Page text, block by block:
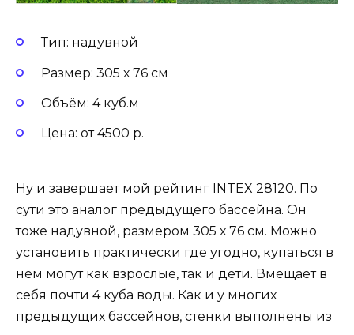
Тип: надувной
Размер: 305 х 76 см
Объём: 4 куб.м
Цена: от 4500 р.
Ну и завершает мой рейтинг INTEX 28120. По
сути это аналог предыдущего бассейна. Он
тоже надувной, размером 305 х 76 см. Можно
установить практически где угодно, купаться в
нём могут как взрослые, так и дети. Вмещает в
себя почти 4 куба воды. Как и у многих
предыдущих бассейнов, стенки выполнены из